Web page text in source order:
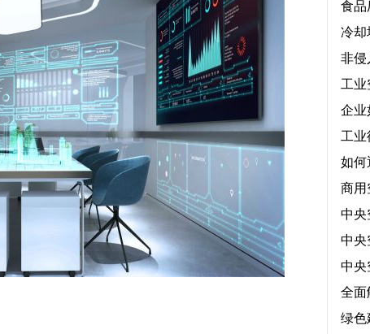
别安全隐患 提升设备效率 多维度数据分析 自定义监测需求 灵活配置任务
一集中管理 自动调节温度